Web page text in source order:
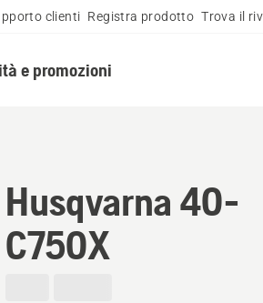
clienti Registra prodotto Trova il
e promozioni
Husqvarna 40-
C750X